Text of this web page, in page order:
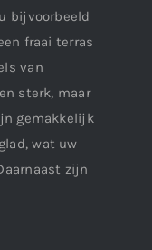
bijvoorbeeld
fraai terras
van
sterk, maar
gemakkelijk
wat uw
zijn